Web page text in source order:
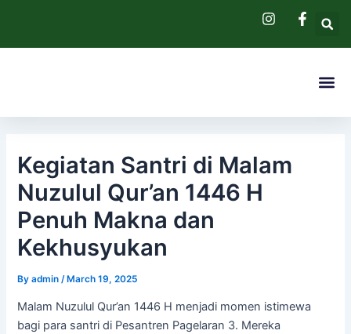
content
Kegiatan Santri di Malam
Nuzulul Qur’an 1446 H
Penuh Makna dan
Kekhusyukan
Byadmin /March 19, 2025
Malam Nuzulul Qur’an 1446 H menjadi momen istimewa
bagi para santri di Pesantren Pagelaran 3. Mereka